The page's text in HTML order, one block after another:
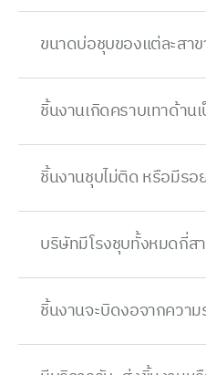
ขนาดบ่อชุบของแต่ละสาข
ชิ้นงานเกิดคราบเทาด้าน
ชิ้นงานชุบไม่ติด หรือมีรอ
บริษัทมีโรงชุบทั้งหมดกี่ส
ชิ้นงานจะบิดงอจากความ